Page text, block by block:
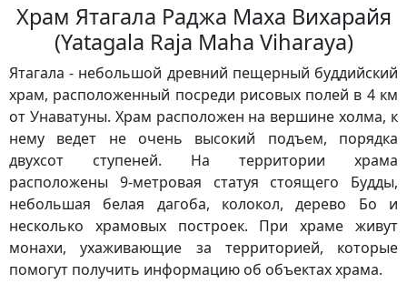
Храм Ятагала Раджа Маха Вихарайя
(Yatagala Raja Maha Viharaya)
Ятагала - небольшой древний пещерный буддийский
храм, расположенный посреди рисовых полей в 4 км
от Унаватуны. Храм расположен на вершине холма, к
нему ведет не очень высокий подъем, порядка
двухсот ступеней. На территории храма
расположены 9-метровая статуя стоящего Будды,
небольшая белая дагоба, колокол, дерево Бо и
несколько храмовых построек. При храме живут
монахи, ухаживающие за территорией, которые
помогут получить информацию об объектах храма.